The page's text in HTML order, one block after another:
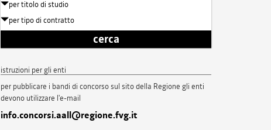
per titolo di studio
per tipo di contratto
cerca
istruzioni per gli enti
per pubblicare i bandi di concorso sul sito della Regione gli enti
devono utilizzare l'e-mail
info.concorsi.aall@regione.fvg.it